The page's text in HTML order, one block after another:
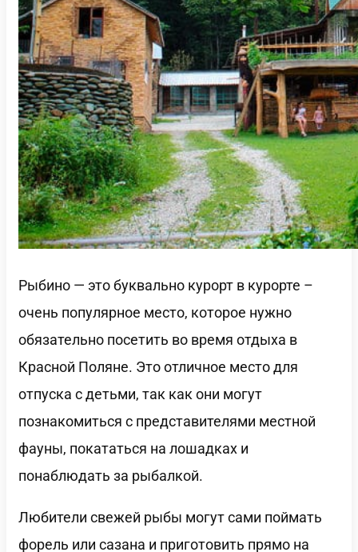
Рыбино — это буквально курорт в курорте –
очень популярное место, которое нужно
обязательно посетить во время отдыха в
Красной Поляне. Это отличное место для
отпуска с детьми, так как они могут
познакомиться с представителями местной
фауны, покататься на лошадках и
понаблюдать за рыбалкой.
Любители свежей рыбы могут сами поймать
форель или сазана и приготовить прямо на